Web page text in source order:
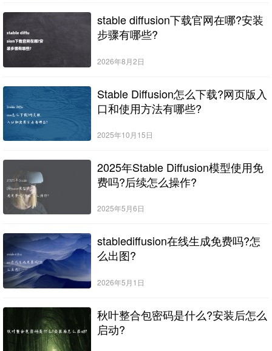
stable diffusion下载官网在哪?安装
步骤有哪些?
2026年8月2日
Stable Diffusion怎么下载?网页版入
口和使用方法有哪些?
2025年10月15日
2025年Stable Diffusion模型使用免
费吗?后续怎么操作?
2025年5月6日
stablediffusion在线生成免费吗?怎
么出图?
2026年5月1日
秋叶整合包密码是什么?安装后怎么
启动?